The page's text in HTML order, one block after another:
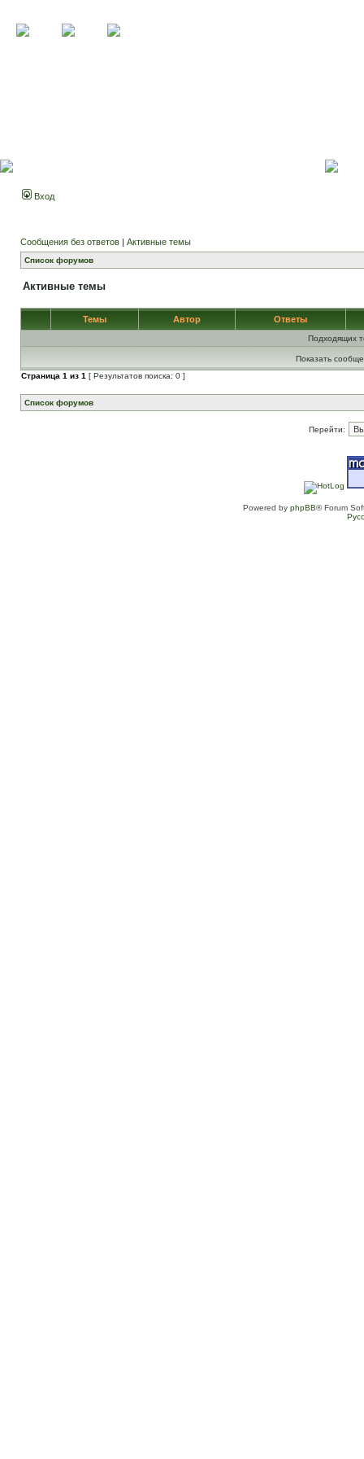
Вход
Сообщения без ответов | Активные темы
Список форумов
Активные темы
Темы Автор Ответы
Подходящих
Показать
Страница 1 из 1 [ Результатов поиска: 0 ]
Список форумов
Перейти:
Powered by phpBB® Forum